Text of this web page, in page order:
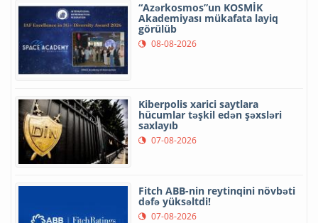
“Azərkosmos”un KOSMİK
Akademiyası mükafata layiq
görülüb
08-08-2026
Kiberpolis xarici saytlara
hücumlar təşkil edən şəxsləri
saxlayıb
07-08-2026
Fitch ABB-nin reytinqini növbəti
dəfə yüksəltdi!
07-08-2026